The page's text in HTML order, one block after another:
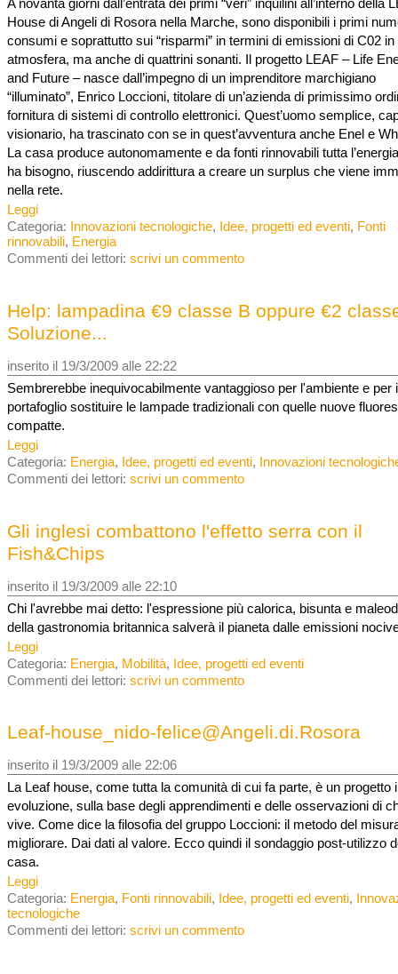
House di Angeli di Rosora nella Marche, sono disponibili i primi
consumi e soprattutto sui “risparmi” in termini di emissioni di C02 in
atmosfera, ma anche di quattrini sonanti. Il progetto LEAF – Life
and Future – nasce dall’impegno di un imprenditore marchigiano
“illuminato”, Enrico Loccioni, titolare di un’azienda di primissimo
fornitura di sistemi di controllo elettronici. Quest’uomo semplice,
visionario, ha trascinato con se in quest’avventura anche Enel e
La casa produce autonomamente e da fonti rinnovabili tutta
ha bisogno, riuscendo addirittura a creare un surplus che viene
nella rete.
Leggi
Categoria: Innovazioni tecnologiche, Idee, progetti ed eventi, Fonti
rinnovabili, Energia
Commenti dei lettori: scrivi un commento
Help: lampadina €9 classe B oppure €2
Soluzione...
inserito il 19/3/2009 alle 22:22
Sembrerebbe inequivocabilmente vantaggioso per l'ambiente e per
portafoglio sostituire le lampade tradizionali con quelle nuove
compatte.
Leggi
Categoria: Energia, Idee, progetti ed eventi, Innovazioni
Commenti dei lettori: scrivi un commento
Gli inglesi combattono l'effetto serra con il
Fish&Chips
inserito il 19/3/2009 alle 22:10
Chi l'avrebbe mai detto: l'espressione più calorica, bisunta e
della gastronomia britannica salverà il pianeta dalle emissioni
Leggi
Categoria: Energia, Mobilità, Idee, progetti ed eventi
Commenti dei lettori: scrivi un commento
Leaf-house_nido-felice@Angeli.di.Rosora
inserito il 19/3/2009 alle 22:06
La Leaf house, come tutta la comunità di cui fa parte, è un progetto
evoluzione, sulla base degli apprendimenti e delle osservazioni di
vive. Come dice la filosofia del gruppo Loccioni: il metodo del
migliorare. Dai dati al valore. Ecco quindi il sondaggio post-utilizzo
casa.
Leggi
Categoria: Energia, Fonti rinnovabili, Idee, progetti ed eventi,
tecnologiche
Commenti dei lettori: scrivi un commento